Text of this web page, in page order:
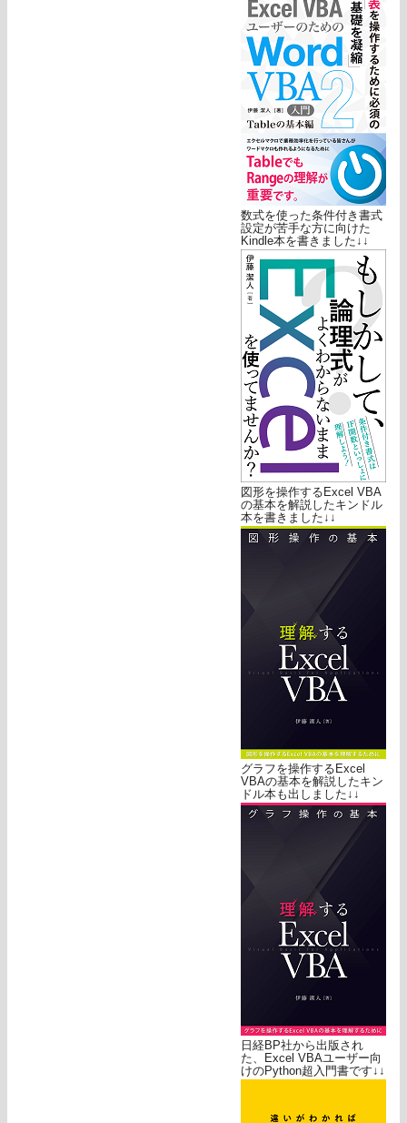
数式を使った条件付き書式
設定が苦手な方に向けた
Kindle本を書きました↓↓
図形を操作するExcel VBA
の基本を解説したキンドル
本を書きました↓↓
グラフを操作するExcel
VBAの基本を解説したキン
ドル本も出しました↓↓
日経BP社から出版され
た、Excel VBAユーザー向
けのPython超入門書です↓↓